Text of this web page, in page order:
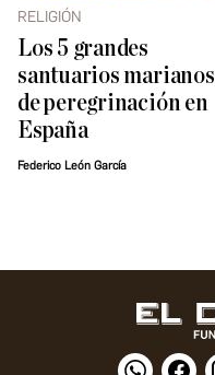
RELIGIÓN
Los 5 grandes
santuarios marianos
de peregrinación en
España
Federico León García